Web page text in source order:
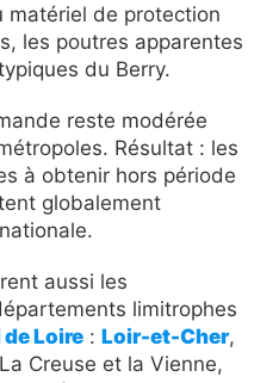
matériel de protection
les poutres apparentes
du Berry.
reste modérée
Résultat : les
à obtenir hors période
globalement
aussi les
limitrophes
Loire : Loir-et-Cher,
Creuse et la Vienne,